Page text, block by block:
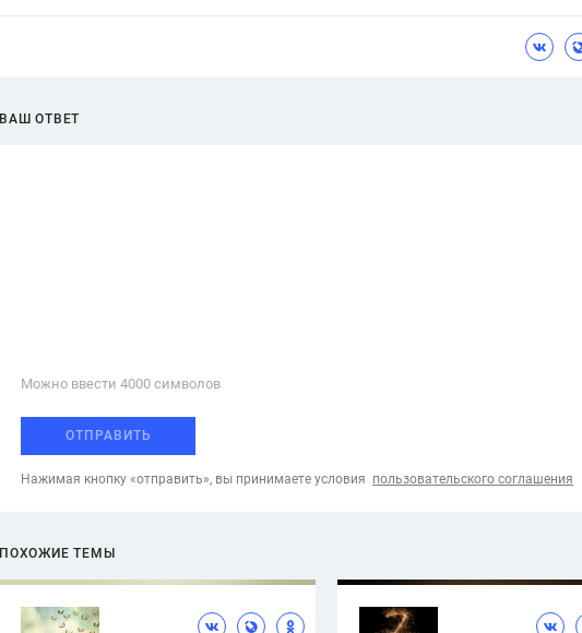
ВАШ ОТВЕТ
Можно ввести 4000 cимволов
ОТПРАВИТЬ
Нажимая кнопку «отправить», вы принимаете условия пользовательского соглашения
ПОХОЖИЕ ТЕМЫ